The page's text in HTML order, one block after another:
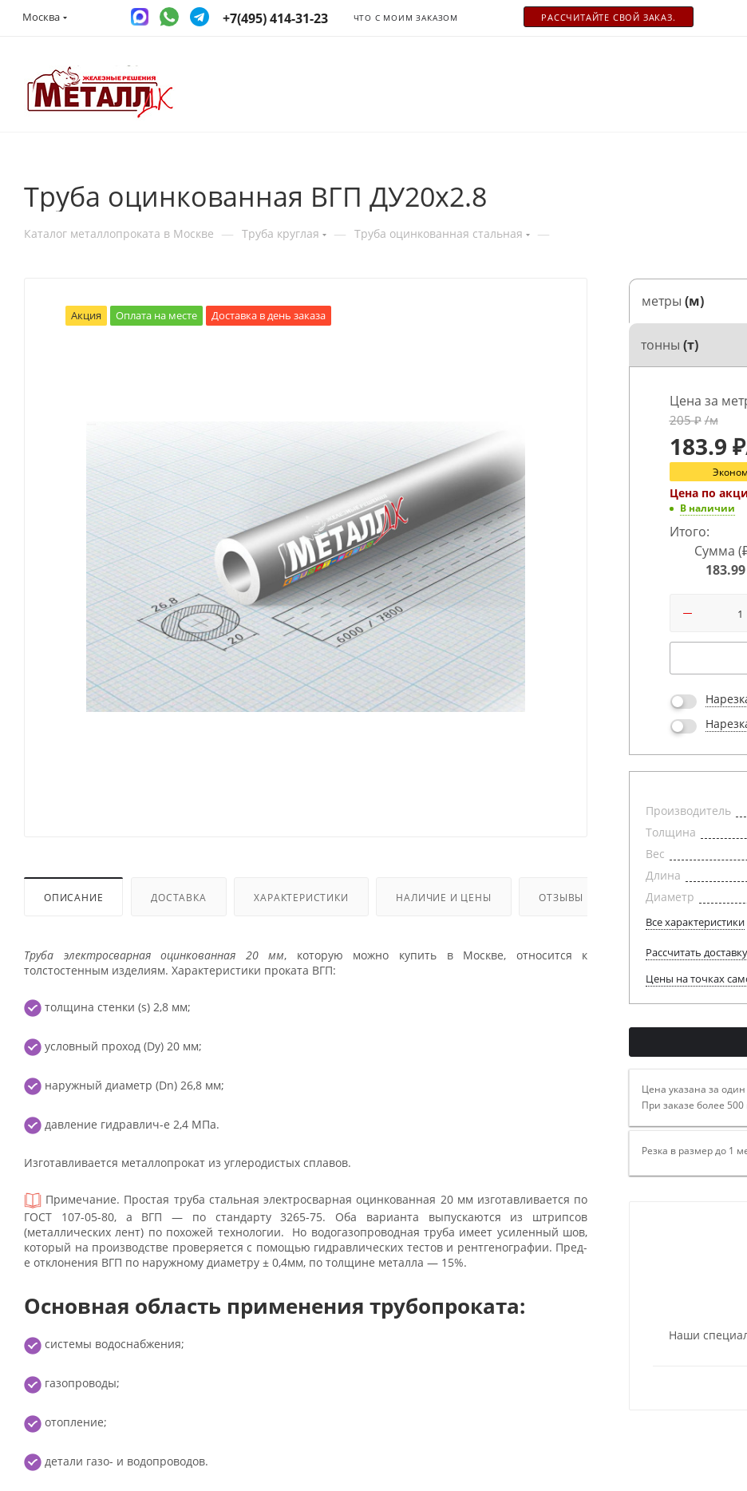
Москва +7(495) 414-31-23 ЧТО С МОИМ ЗАКАЗОМ РАСCЧИТАЙТЕ СВОЙ ЗАКАЗ.
Труба оцинкованная ВГП ДУ20х2.8
Каталог металлопроката в Москве — Труба круглая — Труба оцинкованная стальная —
Акция Оплата на месте Доставка в день заказа
ОПИСАНИЕ ДОСТАВКА ХАРАКТЕРИСТИКИ НАЛИЧИЕ И ЦЕНЫ ОТЗЫВЫ
Труба электросварная оцинкованная 20 мм, которую можно купить в Москве, относится к
толстостенным изделиям. Характеристики проката ВГП:
толщина стенки (s) 2,8 мм;
условный проход (Dy) 20 мм;
наружный диаметр (Dn) 26,8 мм;
давление гидравлич-е 2,4 МПа.
Изготавливается металлопрокат из углеродистых сплавов.
Примечание. Простая труба стальная электросварная оцинкованная 20 мм изготавливается по
ГОСТ 107-05-80, а ВГП — по стандарту 3265-75. Оба варианта выпускаются из штрипсов
(металлических лент) по похожей технологии. Но водогазопроводная труба имеет усиленный шов,
который на производстве проверяется с помощью гидравлических тестов и рентгенографии. Пред-
е отклонения ВГП по наружному диаметру ± 0,4мм, по толщине металла — 15%.
Основная область применения трубопроката:
системы водоснабжения;
газопроводы;
отопление;
детали газо- и водопроводов.
метры (м)
тонны (т)
Цена за
205₽ /м
183.9 ₽
Цена по
В наличии
Итого:
Сумма
183.99
Производитель
Толщина
Вес
Длина
Диаметр
Все характеристики
Рассчитать доставку
Цены на точках
Цена указана за
При заказе более
Резка в размер до 1
Наши